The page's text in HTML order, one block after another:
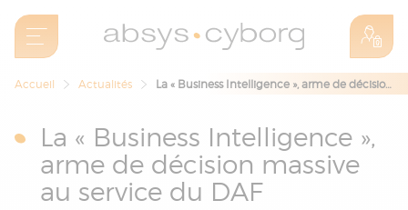
Accueil Actualités La « Business Intelligence », arme de décision massive au service du DAF
La « Business Intelligence »,
arme de décision massive
au service du DAF